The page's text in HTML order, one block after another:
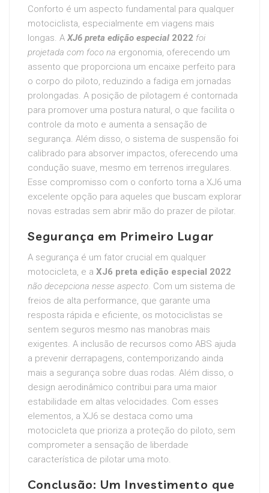
Conforto é um aspecto fundamental para qualquer
motociclista, especialmente em viagens mais
longas. AXJ6 preta edição especial 2022 foi
projetada com foco na ergonomia, oferecendo um
assento que proporciona um encaixe perfeito para
o corpo do piloto, reduzindo a fadiga em jornadas
prolongadas. A posição de pilotagem é contornada
para promover uma postura natural, o que facilita o
controle da moto e aumenta a sensação de
segurança. Além disso, o sistema de suspensão foi
calibrado para absorver impactos, oferecendo uma
condução suave, mesmo em terrenos irregulares.
Esse compromisso com o conforto torna a XJ6 uma
excelente opção para aqueles que buscam explorar
novas estradas sem abrir mão do prazer de pilotar.
Segurança em Primeiro Lugar
A segurança é um fator crucial em qualquer
motocicleta, e a XJ6 preta edição especial 2022
não decepciona nesse aspecto. Com um sistema de
freios de alta performance, que garante uma
resposta rápida e eficiente, os motociclistas se
sentem seguros mesmo nas manobras mais
exigentes. A inclusão de recursos como ABS ajuda
a prevenir derrapagens, contemporizando ainda
mais a segurança sobre duas rodas. Além disso, o
design aerodinâmico contribui para uma maior
estabilidade em altas velocidades. Com esses
elementos, a XJ6 se destaca como uma
motocicleta que prioriza a proteção do piloto, sem
comprometer a sensação de liberdade
característica de pilotar uma moto.
Conclusão: Um Investimento que